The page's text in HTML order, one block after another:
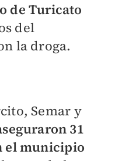
de Turicato
del
la droga.
Semar y
31
el municipio